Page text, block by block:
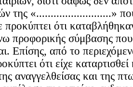
της «..........................»
ότι
προφορικής σύμβασης που
Επίσης, από το
ότι είχε
αναγγελθείσας και της